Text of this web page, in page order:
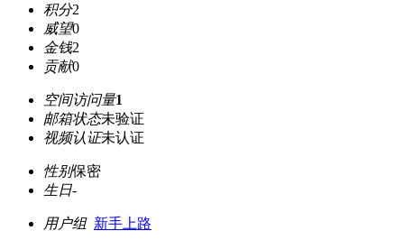
积分2
威望0
金钱2
贡献0
空间访问量1
邮箱状态未验证
视频认证未认证
性别保密
生日-
用户组 新手上路